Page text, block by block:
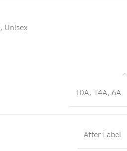
, Unisex
10A, 14A, 6A
After Label